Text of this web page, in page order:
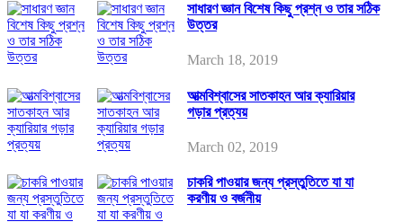
সাধারণ জ্ঞান বিশেষ কিছু প্রশ্ন ও তার সঠিক
উত্তর
March 18, 2019
আত্মবিশ্বাসের সাতকাহন আর ক্যারিয়ার
গড়ার প্রত্যয়
March 02, 2019
চাকরি পাওয়ার জন্য প্রস্তুতিতে যা যা
করণীয় ও বর্জনীয়